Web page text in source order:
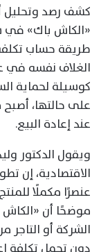
كشف رصد وتحليل
«الكاش باك» في
طريقة حساب
الغلاف نفسه في
كوسيلة لحماية
على حالتها،
عند إعادة البيع.
ويقول الدكتور
الاقتصادية، إن
عنصرًا مكملًا
موضحًا أن
الشركة أو التاجر